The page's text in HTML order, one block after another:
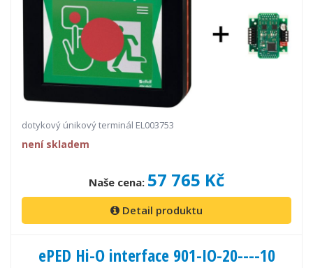
dotykový únikový terminál EL003753
není skladem
Naše cena: 57 765 Kč
Detail produktu
ePED Hi-O interface 901-IO-20----10